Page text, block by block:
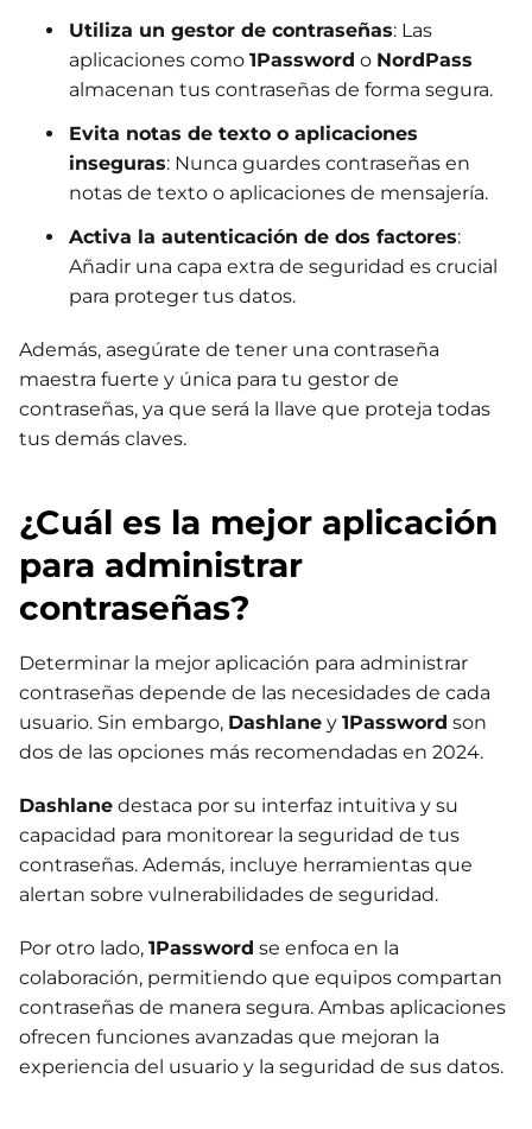
Utiliza un gestor de contraseñas: Las
aplicaciones como 1Password o NordPass
almacenan tus contraseñas de forma segura.
Evita notas de texto o aplicaciones
inseguras: Nunca guardes contraseñas en
notas de texto o aplicaciones de mensajería.
Activa la autenticación de dos factores:
Añadir una capa extra de seguridad es crucial
para proteger tus datos.
Además, asegúrate de tener una contraseña
maestra fuerte y única para tu gestor de
contraseñas, ya que será la llave que proteja todas
tus demás claves.
¿Cuál es la mejor aplicación
para administrar
contraseñas?
Determinar la mejor aplicación para administrar
contraseñas depende de las necesidades de cada
usuario. Sin embargo, Dashlane y 1Password son
dos de las opciones más recomendadas en 2024.
Dashlane destaca por su interfaz intuitiva y su
capacidad para monitorear la seguridad de tus
contraseñas. Además, incluye herramientas que
alertan sobre vulnerabilidades de seguridad.
Por otro lado, 1Password se enfoca en la
colaboración, permitiendo que equipos compartan
contraseñas de manera segura. Ambas aplicaciones
ofrecen funciones avanzadas que mejoran la
experiencia del usuario y la seguridad de sus datos.